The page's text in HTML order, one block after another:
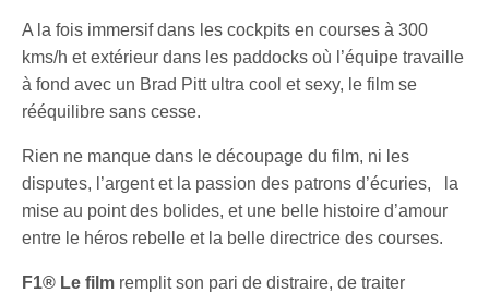
A la fois immersif dans les cockpits en courses à 300
kms/h et extérieur dans les paddocks où l’équipe travaille
à fond avec un Brad Pitt ultra cool et sexy, le film se
rééquilibre sans cesse.
Rien ne manque dans le découpage du film, ni les
disputes, l’argent et la passion des patrons d’écuries, la
mise au point des bolides, et une belle histoire d’amour
entre le héros rebelle et la belle directrice des courses.
F1® Le film remplit son pari de distraire, de traiter